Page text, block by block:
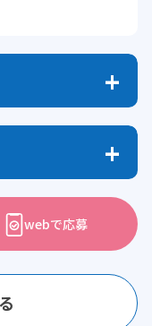
webで応募